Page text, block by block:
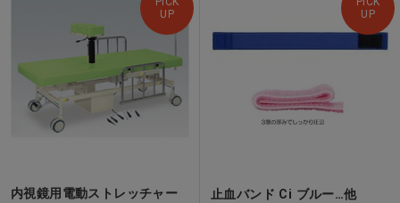
UP
内視鏡用電動ストレッチャー
UP
止血バンド Ci ブルー…他